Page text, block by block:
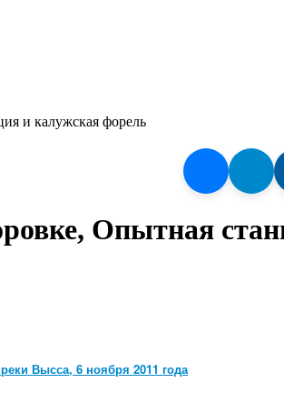
и калужская форель
Опытная
Высса, 6 ноября 2011 года